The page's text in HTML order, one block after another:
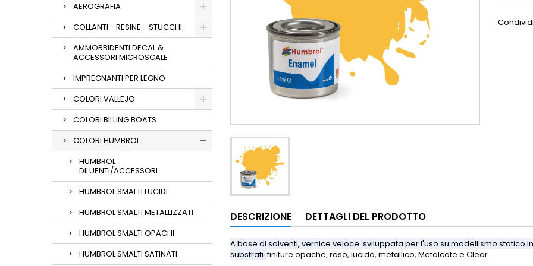
AEROGRAFIA
COLLANTI - RESINE - STUCCHI
AMMORBIDENTI DECAL &
ACCESSORI MICROSCALE
IMPREGNANTI PER LEGNO
COLORI VALLEJO
COLORI BILLING BOATS
COLORI HUMBROL
HUMBROL
DILUENTI/ACCESSORI
HUMBROL SMALTI LUCIDI
HUMBROL SMALTI METALLIZZATI
HUMBROL SMALTI OPACHI
HUMBROL SMALTI SATINATI
DESCRIZIONE DETTAGLI DEL PRODOTTO
A base di solventi, vernice veloce sviluppata per l'uso su modellismo statico
substrati.finiture opache, raso, lucido, metallico, Metalcote e Clear